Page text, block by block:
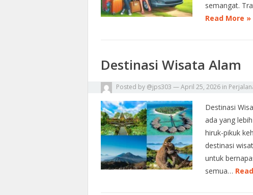
semangat.
Read More »
Destinasi Wisata Alam
Posted by @jps303 —April 25, 2026 in
Destinasi
ada yang
hiruk-pikuk
destinasi
untuk
semua…